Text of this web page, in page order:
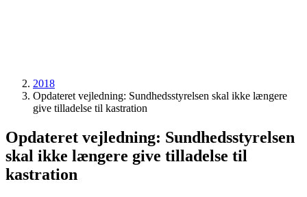
2018
Opdateret vejledning: Sundheds­styrelsen skal ikke længere
give tilladelse til kastration
Opdateret vejledning: Sundheds­styrelsen
skal ikke længere give tilladelse til
kastration